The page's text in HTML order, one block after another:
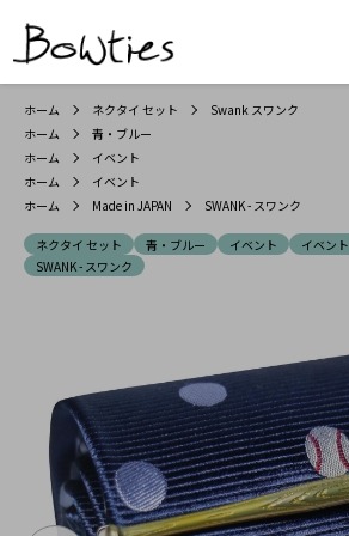
ホーム ネクタイ セット
Swank スワンク
ホーム
青・ブルー
ホーム
イベント
ホーム
イベント
ホーム
Made in JAPAN SWANK - スワンク
ネクタイ セット 青・ブルー イベント イベント
SWANK - スワンク